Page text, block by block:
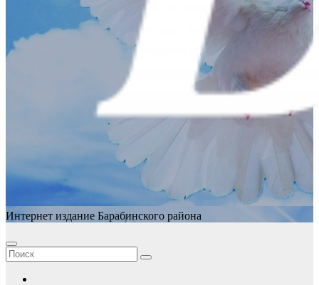
Интернет издание Барабинского района